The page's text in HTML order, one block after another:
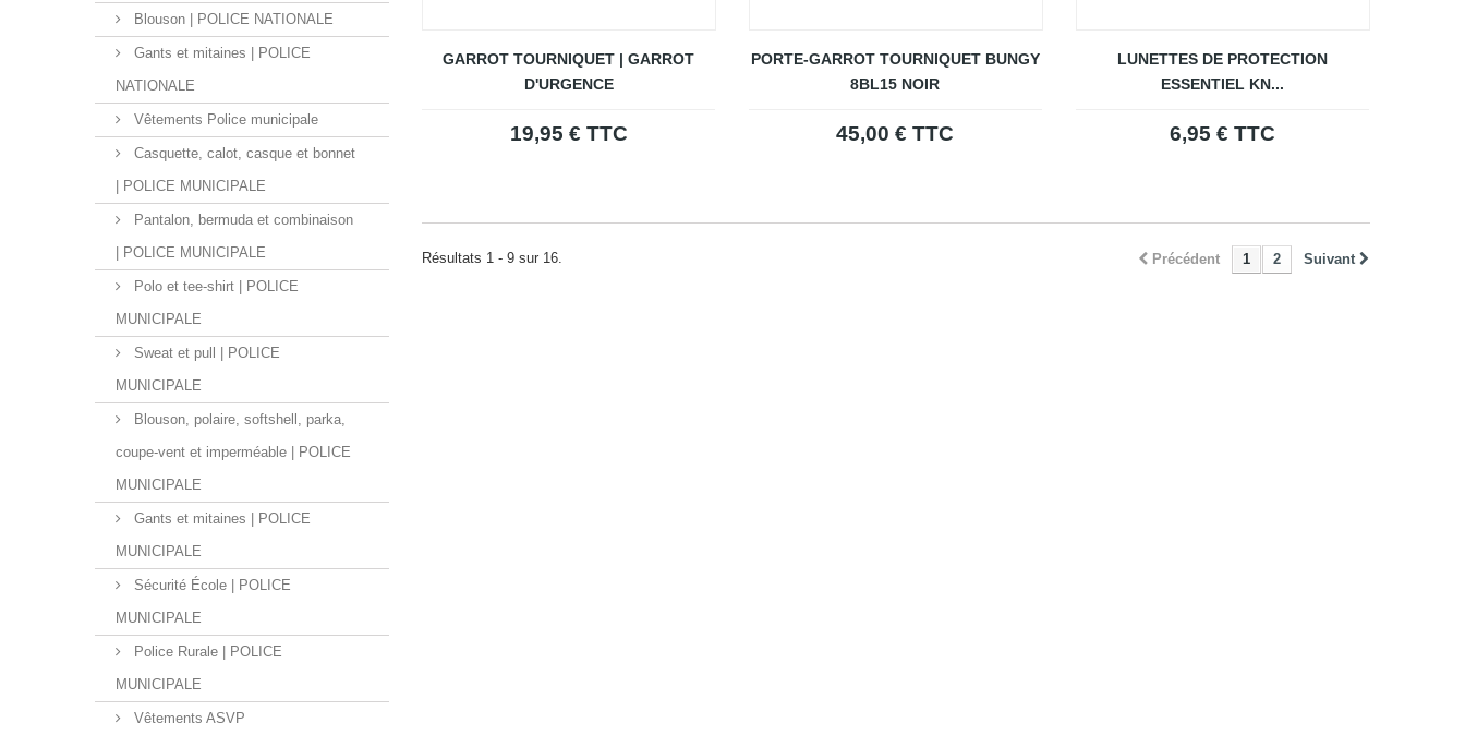
Blouson | POLICE NATIONALE
Gants et mitaines | POLICE
NATIONALE
Vêtements Police municipale
Casquette, calot, casque et bonnet
| POLICE MUNICIPALE
Pantalon, bermuda et combinaison
| POLICE MUNICIPALE
Polo et tee-shirt | POLICE
MUNICIPALE
Sweat et pull | POLICE
MUNICIPALE
Blouson, polaire, softshell, parka,
coupe-vent et imperméable | POLICE
MUNICIPALE
Gants et mitaines | POLICE
MUNICIPALE
Sécurité École | POLICE
MUNICIPALE
Police Rurale | POLICE
MUNICIPALE
Vêtements ASVP
GARROT TOURNIQUET | GARROT
D'URGENCE
19,95 € TTC
PORTE-GARROT TOURNIQUET BUNGY
8BL15 NOIR
45,00 € TTC
LUNETTES DE PROTECTION
ESSENTIEL KN...
6,95 € TTC
Précédent 1 2 Suivant
Résultats 1 - 9 sur 16.